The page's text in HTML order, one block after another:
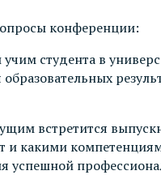
конференции:
студента в
встретится
и какими
успешной